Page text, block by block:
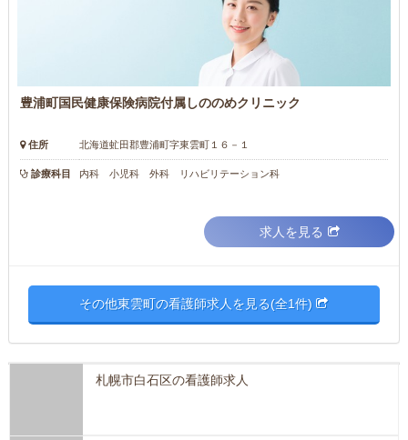
豊浦町国民健康保険病院付属しののめクリニック
住所 北海道虻田郡豊浦町字東雲町１６－１
診療科目 内科 小児科 外科 リハビリテーション科
求人を見る
その他東雲町の看護師求人を見る(全1件)
札幌市白石区の看護師求人